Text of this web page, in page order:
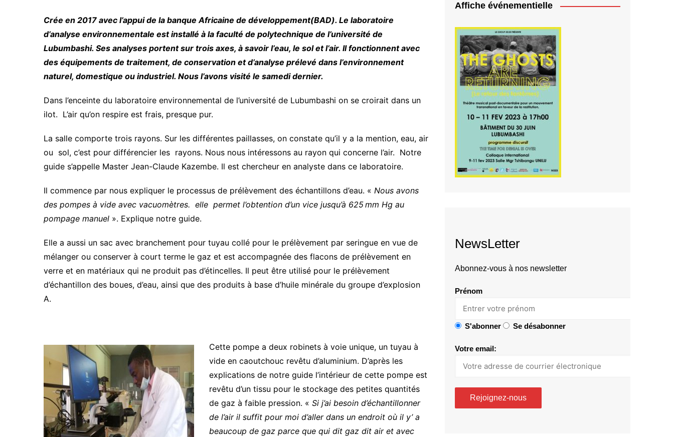
Crée en 2017 avec l’appui de la banque Africaine de développement(BAD). Le laboratoire
d’analyse environnementale est installé à la faculté de polytechnique de l’université de
Lubumbashi. Ses analyses portent sur trois axes, à savoir l’eau, le sol et l’air. Il fonctionnent avec
des équipements de traitement, de conservation et d’analyse prélevé dans l’environnement
naturel, domestique ou industriel. Nous l’avons visité le samedi dernier.
Dans l’enceinte du laboratoire environnemental de l’université de Lubumbashi on se croirait dans un
ilot. L’air qu’on respire est frais, presque pur.
La salle comporte trois rayons. Sur les différentes paillasses, on constate qu’il y a la mention, eau, air
ou sol, c’est pour différencier les rayons. Nous nous intéressons au rayon qui concerne l’air. Notre
guide s’appelle Master Jean-Claude Kazembe. Il est chercheur en analyste dans ce laboratoire.
Il commence par nous expliquer le processus de prélèvement des échantillons d’eau. « Nous avons
des pompes à vide avec vacuomètres. elle permet l’obtention d’un vice jusqu’à 625 mm Hg au
pompage manuel ». Explique notre guide.
Elle a aussi un sac avec branchement pour tuyau collé pour le prélèvement par seringue en vue de
mélanger ou conserver à court terme le gaz et est accompagnée des flacons de prélèvement en
verre et en matériaux qui ne produit pas d’étincelles. Il peut être utilisé pour le prélèvement
d’échantillon des boues, d’eau, ainsi que des produits à base d’huile minérale du groupe d’explosion
A.
Cette pompe a deux robinets à voie unique, un tuyau à
vide en caoutchouc revêtu d’aluminium. D’après les
explications de notre guide l’intérieur de cette pompe est
revêtu d’un tissu pour le stockage des petites quantités
de gaz à faible pression. « Si j’ai besoin d’échantillonner
de l’air il suffit pour moi d’aller dans un endroit où il y’ a
beaucoup de gaz parce que qui dit gaz dit air et avec
Affiche événementielle
NewsLetter
Abonnez-vous à nos newsletter
Prénom
S'abonner Se désabonner
Votre email: